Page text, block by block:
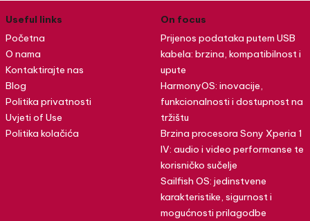
Useful links
Početna
O nama
Kontaktirajte nas
Blog
Politika privatnosti
Uvjeti of Use
Politika kolačića
On focus
Prijenos podataka putem USB
kabela: brzina, kompatibilnost i
upute
HarmonyOS: inovacije,
funkcionalnosti i dostupnost na
tržištu
Brzina procesora Sony Xperia 1
IV: audio i video performanse te
korisničko sučelje
Sailfish OS: jedinstvene
karakteristike, sigurnost i
mogućnosti prilagodbe